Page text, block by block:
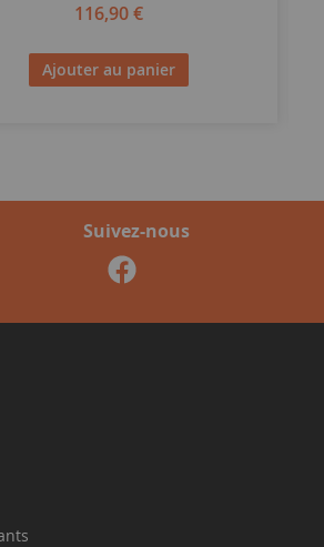
116,90 €
Ajouter au panier
Suivez-nous